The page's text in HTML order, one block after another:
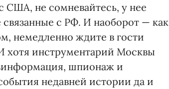
США, не сомневайтесь, у нее
с РФ. И наоборот — как
немедленно ждите в гости
хотя инструментарий Москвы
шпионаж и
недавней истории да и